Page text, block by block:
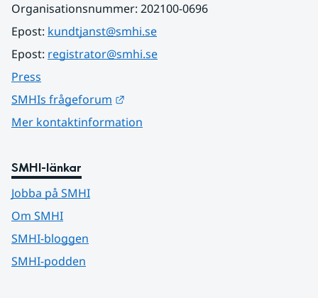
Organisationsnummer: 202100-0696
Epost: kundtjanst@smhi.se
Epost: registrator@smhi.se
Press
SMHIs frågeforum
Mer kontaktinformation
SMHI-länkar
Jobba på SMHI
Om SMHI
SMHI-bloggen
SMHI-podden